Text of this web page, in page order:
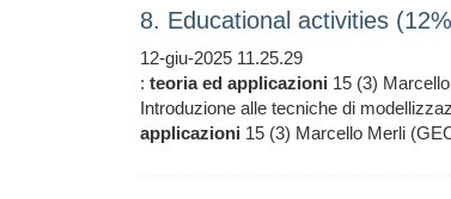
8. Educational activities
12-giu-2025 11.25.29
: teoria ed applicazioni 15 (3)
Introduzione alle tecniche di
applicazioni 15 (3) Marcello Merli